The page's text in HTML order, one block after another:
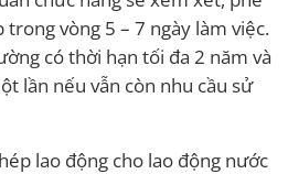
trong vòng 5 – 7 ngày làm việc.
có thời hạn tối đa 2 năm và
lần nếu vẫn còn nhu cầu sử
lao động cho lao động nước